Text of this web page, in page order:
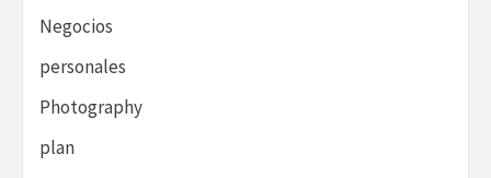
Negocios
personales
Photography
plan